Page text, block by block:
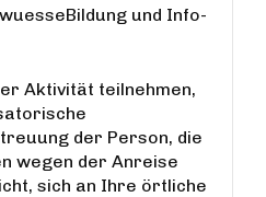
und Info-
Aktivität teilnehmen,
der Person, die
wegen der Anreise
sich an Ihre örtliche